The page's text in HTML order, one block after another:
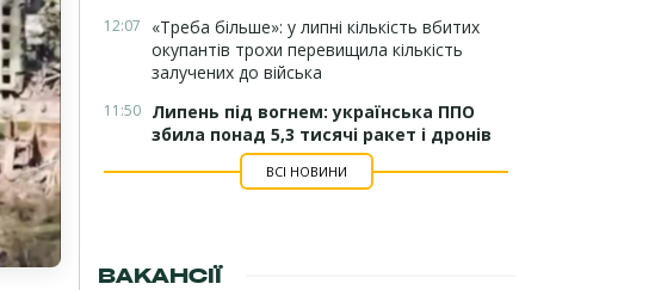
12:07
«Треба більше»: у липні кількість вбитих
окупантів трохи перевищила кількість
залучених до війська
11:50 Липень під вогнем: українська ППО
збила понад 5,3 тисячі ракет і дронів
ВСІ НОВИНИ
ВАКАНСІЇ